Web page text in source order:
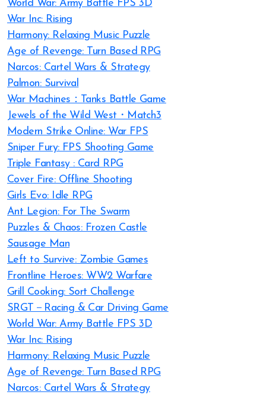
World War: Army Battle FPS 3D
War Inc: Rising
Harmony: Relaxing Music Puzzle
Age of Revenge: Turn Based RPG
Narcos: Cartel Wars & Strategy
Palmon: Survival
War Machines：Tanks Battle Game
Jewels of the Wild West・Match3
Modern Strike Online: War FPS
Sniper Fury: FPS Shooting Game
Triple Fantasy : Card RPG
Cover Fire: Offline Shooting
Girls Evo: Idle RPG
Ant Legion: For The Swarm
Puzzles & Chaos: Frozen Castle
Sausage Man
Left to Survive: Zombie Games
Frontline Heroes: WW2 Warfare
Grill Cooking: Sort Challenge
SRGT－Racing & Car Driving Game
World War: Army Battle FPS 3D
War Inc: Rising
Harmony: Relaxing Music Puzzle
Age of Revenge: Turn Based RPG
Narcos: Cartel Wars & Strategy